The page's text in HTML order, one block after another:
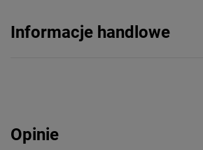
Informacje handlowe
Opinie